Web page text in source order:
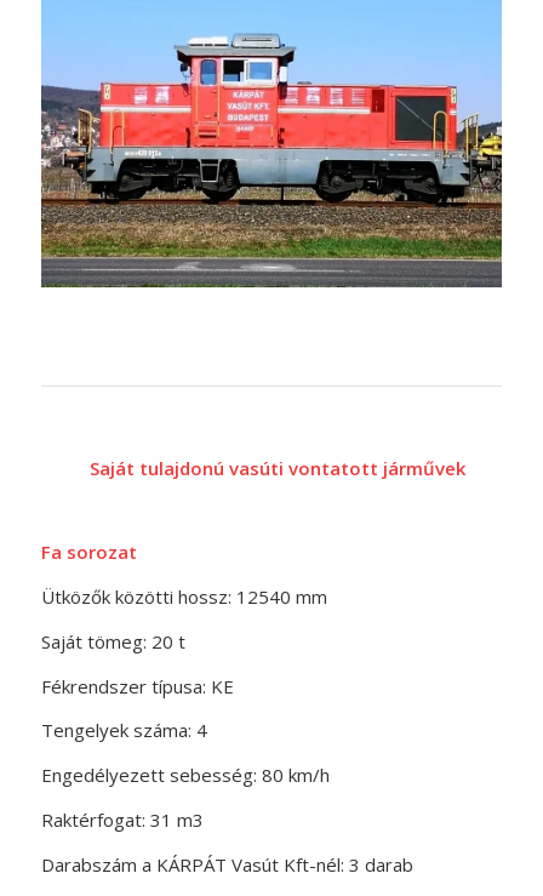
Saját tulajdonú vasúti vontatott járművek
Fa sorozat
Ütközők közötti hossz: 12540 mm
Saját tömeg: 20 t
Fékrendszer típusa: KE
Tengelyek száma: 4
Engedélyezett sebesség: 80 km/h
Raktérfogat: 31 m3
Darabszám a KÁRPÁT Vasút Kft-nél: 3 darab